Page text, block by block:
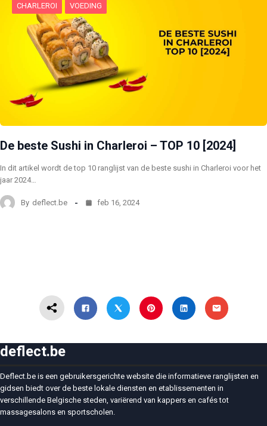
CHARLEROI VOEDING
De beste Sushi in Charleroi – TOP 10 [2024]
In dit artikel wordt de top 10 ranglijst van de beste sushi in Charleroi voor het
jaar 2024…
By deflect.be feb 16, 2024
deflect.be
Deflect.be is een gebruikersgerichte website die informatieve ranglijsten en
gidsen biedt over de beste lokale diensten en etablissementen in
verschillende Belgische steden, variërend van kappers en cafés tot
massagesalons en sportscholen.